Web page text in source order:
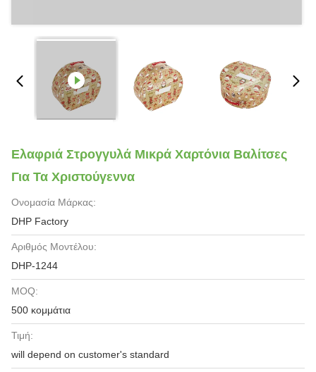
Ελαφριά Στρογγυλά Μικρά Χαρτόνια Βαλίτσες
Για Τα Χριστούγεννα
Ονομασία Μάρκας:
DHP Factory
Αριθμός Μοντέλου:
DHP-1244
MOQ:
500 κομμάτια
Τιμή:
will depend on customer's standard